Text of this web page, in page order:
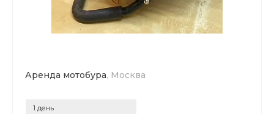
Аренда мотобура, Москва
1 день